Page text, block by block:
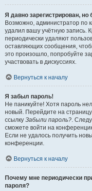
Я давно зарегистрирован, но
Возможно, администратор по
удалил вашу учётную запись.
периодически удаляют
оставляющих сообщения,
это произошло, попробуйте
участвовать в дискуссиях.
Вернуться к началу
Я забыл пароль!
Не паникуйте! Хотя пароль
новый. Перейдите на
ссылку Забыли пароль?.
сможете войти на
Если не удалось получить
конференции.
Вернуться к началу
Почему мне периодически
пароля?